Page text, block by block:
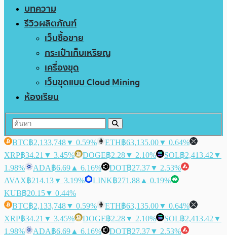
บทความ
รีวิวผลิตภัณฑ์
เว็บซื้อขาย
กระเป๋าเก็บเหรียญ
เครื่องขุด
เว็บขุดแบบ Cloud Mining
ห้องเรียน
BTC฿2,133,748▼ 0.59% ETH฿63,135.00▼ 0.64%
XRP฿34.21 ▼ 3.45% DOGE฿2.28▼ 2.10% SOL฿2,413.42 ▼
1.98%
ADA฿6.69 ▲ 6.16% DOT฿27.37▼ 2.53%
AVAX฿214.13▼ 3.19% LINK฿271.88 ▲ 0.19%
KUB฿20.15▼ 0.44%
BTC฿2,133,748▼ 0.59% ETH฿63,135.00▼ 0.64%
XRP฿34.21 ▼ 3.45% DOGE฿2.28▼ 2.10% SOL฿2,413.42 ▼
1.98%
ADA฿6.69 ▲ 6.16% DOT฿27.37▼ 2.53%